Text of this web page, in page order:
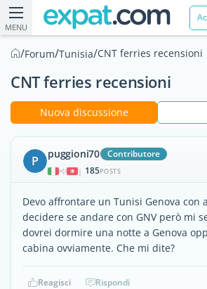
MENU
/Forum/Tunisia/CNT ferries recensioni
CNT ferries recensioni
Nuova discussione
P puggioni70 Contributore
| 185POSTS
Devo affrontare un Tunisi Genova con
decidere se andare con GNV però mi
dovrei dormire una notte a Genova
cabina ovviamente. Che mi dite?
Reagisci Rispondi